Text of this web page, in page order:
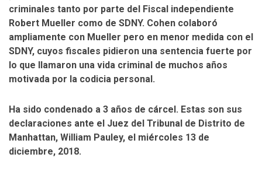
criminales tanto por parte del Fiscal independiente
Robert Mueller como de SDNY. Cohen colaboró
ampliamente con Mueller pero en menor medida con el
SDNY, cuyos fiscales pidieron una sentencia fuerte por
lo que llamaron una vida criminal de muchos años
motivada por la codicia personal.
Ha sido condenado a 3 años de cárcel. Estas son sus
declaraciones ante el Juez del Tribunal de Distrito de
Manhattan, William Pauley, el miércoles 13 de
diciembre, 2018.